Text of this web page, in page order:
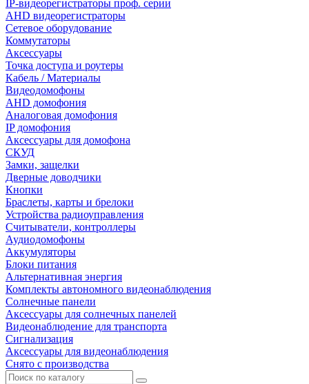
IP-видеорегистраторы проф. серии
AHD видеорегистраторы
Сетевое оборудование
Коммутаторы
Аксессуары
Точка доступа и роутеры
Кабель / Материалы
Видеодомофоны
AHD домофония
Аналоговая домофония
IP домофония
Аксессуары для домофона
СКУД
Замки, защелки
Дверные доводчики
Кнопки
Браслеты, карты и брелоки
Устройства радиоуправления
Считыватели, контроллеры
Аудиодомофоны
Аккумуляторы
Блоки питания
Альтернативная энергия
Комплекты автономного видеонаблюдения
Солнечные панели
Аксессуары для солнечных панелей
Видеонаблюдение для транспорта
Сигнализация
Аксессуары для видеонаблюдения
Снято с производства